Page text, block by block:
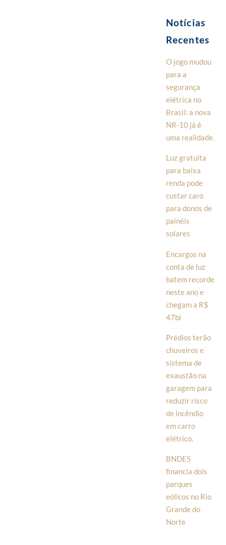
Notícias
Recentes
O jogo mudou
para a
segurança
elétrica no
Brasil: a nova
NR-10 já é
uma realidade.
Luz gratuita
para baixa
renda pode
custar caro
para donos de
painéis
solares
Encargos na
conta de luz
batem recorde
neste ano e
chegam a R$
47bi
Prédios terão
chuveiros e
sistema de
exaustão na
garagem para
reduzir risco
de incêndio
em carro
elétrico.
BNDES
financia dois
parques
eólicos no Rio
Grande do
Norte